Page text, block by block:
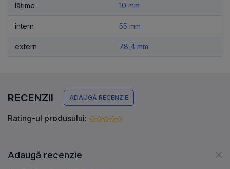
lățime 10 mm
intern 55 mm
extern 78,4 mm
RECENZII ADAUGĂ RECENZIE
Rating-ul produsului:
Adaugă recenzie